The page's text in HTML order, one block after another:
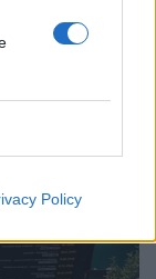
Policy
de La Salette